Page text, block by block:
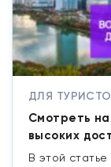
ДЛЯ
Смотреть
высоких
В этой